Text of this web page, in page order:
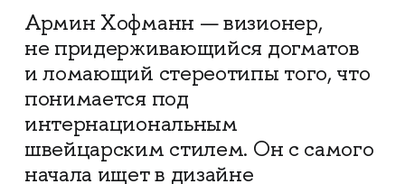
Армин Хофманн — визионер,
не придерживающийся догматов
и ломающий стереотипы того, что
понимается под
интернациональным
швейцарским стилем. Он с самого
начала ищет в дизайне